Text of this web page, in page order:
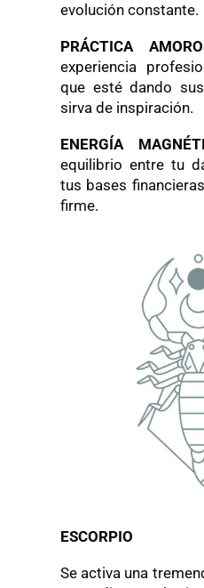
evolución constante.
PRÁCTICA
experiencia
que esté dando
sirva de inspiración.
ENERGÍA
equilibrio entre tu
tus bases
firme.
ESCORPIO
Se activa una